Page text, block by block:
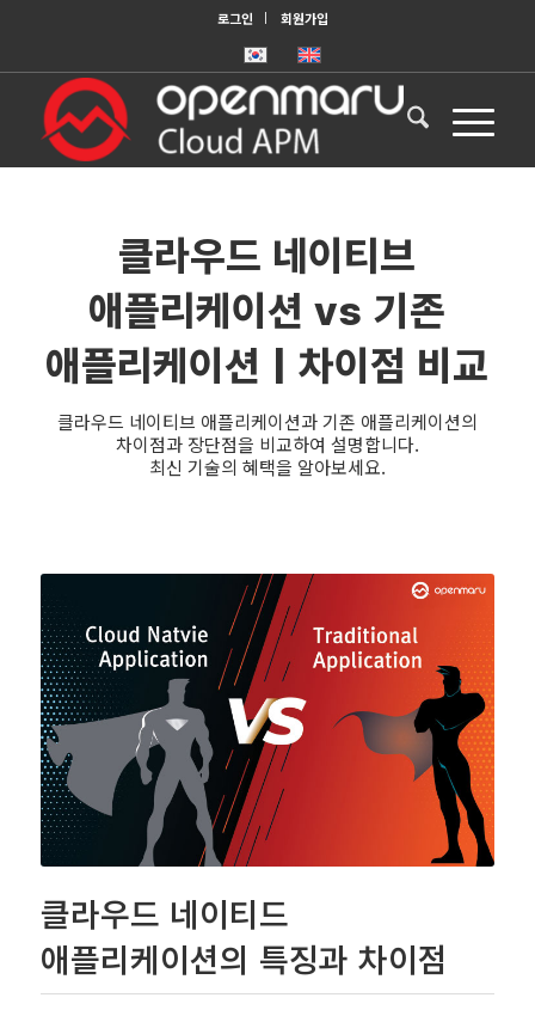
로그인 회원가입
클라우드 네이티브
애플리케이션 vs 기존
애플리케이션 | 차이점 비교
클라우드 네이티브 애플리케이션과 기존 애플리케이션의
차이점과 장단점을 비교하여 설명합니다.
최신 기술의 혜택을 알아보세요.
클라우드 네이티드
애플리케이션의 특징과 차이점